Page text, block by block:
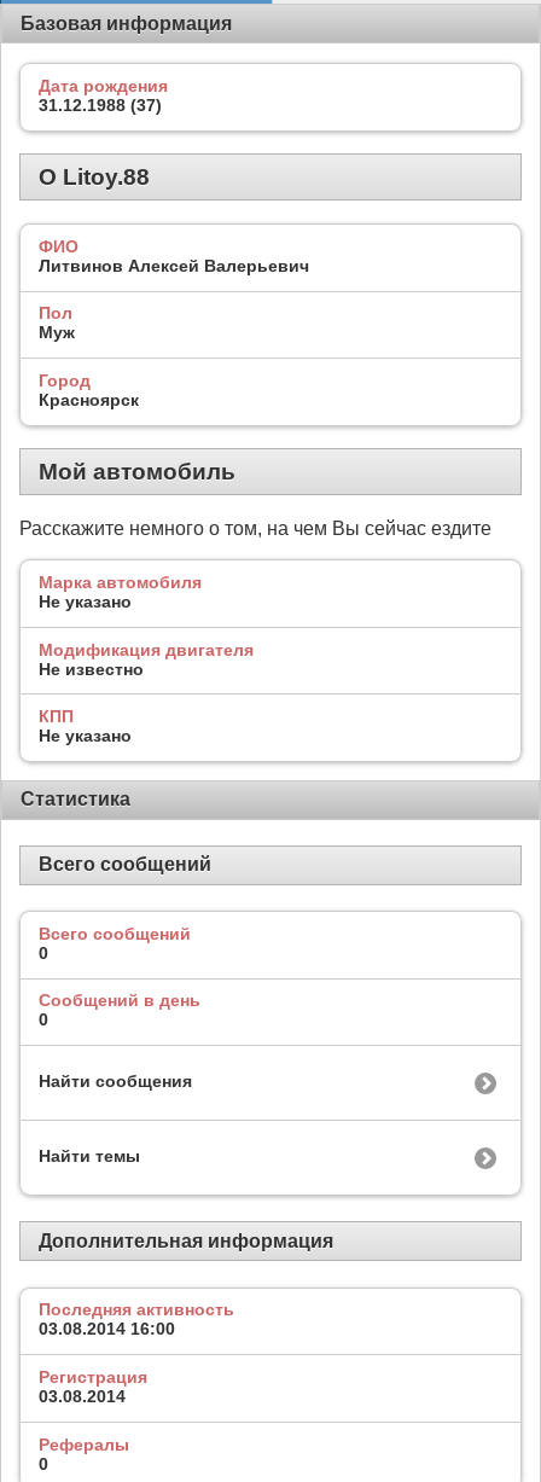
Базовая информация
Дата рождения
31.12.1988 (37)
О Litoy.88
ФИО
Литвинов Алексей Валерьевич
Пол
Муж
Город
Красноярск
Мой автомобиль
Расскажите немного о том, на чем Вы сейчас ездите
Марка автомобиля
Не указано
Модификация двигателя
Не известно
КПП
Не указано
Статистика
Всего сообщений
Всего сообщений
0
Сообщений в день
0
Найти сообщения
Найти темы
Дополнительная информация
Последняя активность
03.08.2014 16:00
Регистрация
03.08.2014
Рефералы
0